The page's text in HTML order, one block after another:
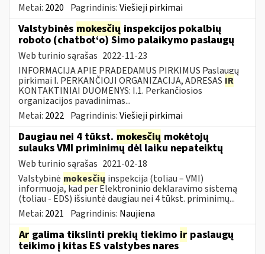
Metai: 2020 Pagrindinis:Viešieji pirkimai
Valstybinės mokesčių inspekcijos pokalbių
roboto (chatbot‘o) Simo palaikymo paslaugų
Web turinio sąrašas 2022-11-23
INFORMACIJA APIE PRADEDAMUS PIRKIMUS Paslaugų
pirkimai I. PERKANČIOJI ORGANIZACIJA, ADRESAS IR
KONTAKTINIAI DUOMENYS: I.1. Perkančiosios
organizacijos pavadinimas...
Metai: 2022 Pagrindinis:Viešieji pirkimai
Daugiau nei 4 tūkst. mokesčių mokėtojų
sulauks VMI priminimų dėl laiku nepateiktų
Web turinio sąrašas 2021-02-18
Valstybinė mokesčių inspekcija (toliau – VMI)
informuoja, kad per Elektroninio deklaravimo sistemą
(toliau - EDS) išsiuntė daugiau nei 4 tūkst. priminimų...
Metai: 2021 Pagrindinis: Naujiena
Ar galima tikslinti prekių tiekimo ir paslaugų
teikimo į kitas ES valstybes nares